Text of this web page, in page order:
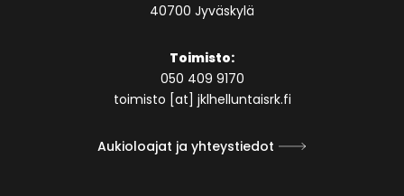
40700 Jyväskylä
Toimisto:
050 409 9170
toimisto [at] jklhelluntaisrk.fi
Aukioloajat ja yhteystiedot